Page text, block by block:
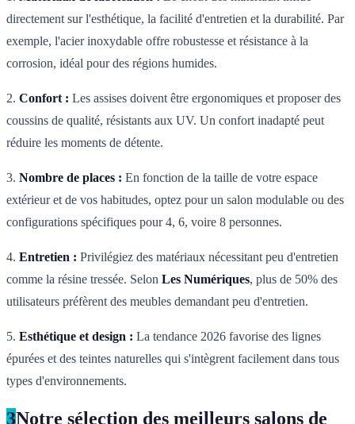
directement sur l'esthétique, la facilité d'entretien et la durabilité. Par
exemple, l'acier inoxydable offre robustesse et résistance à la
corrosion, idéal pour des régions humides.
2. Confort : Les assises doivent être ergonomiques et proposer des
coussins de qualité, résistants aux UV. Un confort inadapté peut
réduire les moments de détente.
3. Nombre de places : En fonction de la taille de votre espace
extérieur et de vos habitudes, optez pour un salon modulable ou des
configurations spécifiques pour 4, 6, voire 8 personnes.
4. Entretien : Privilégiez des matériaux nécessitant peu d'entretien
comme la résine tressée. Selon Les Numériques, plus de 50% des
utilisateurs préfèrent des meubles demandant peu d'entretien.
5. Esthétique et design : La tendance 2026 favorise des lignes
épurées et des teintes naturelles qui s'intègrent facilement dans tous
types d'environnements.
3Notre sélection des meilleurs salons de